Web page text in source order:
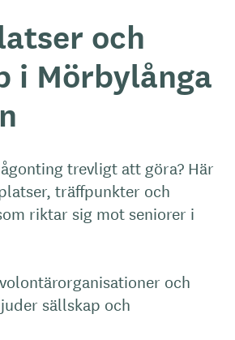
och
i Mörbylånga
trevligt att göra? Här
träffpunkter och
riktar sig mot seniorer i
och
sällskap och